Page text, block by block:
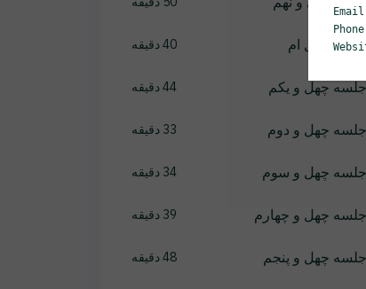
جلسه چهل ام 40 دقیقه
جلسه چهل و یکم 44 دقیقه
جلسه چهل و دوم 33 دقیقه
جلسه چهل و سوم 34 دقیقه
جلسه چهل و چهارم 39 دقیقه
جلسه چهل و پنجم 48 دقیقه